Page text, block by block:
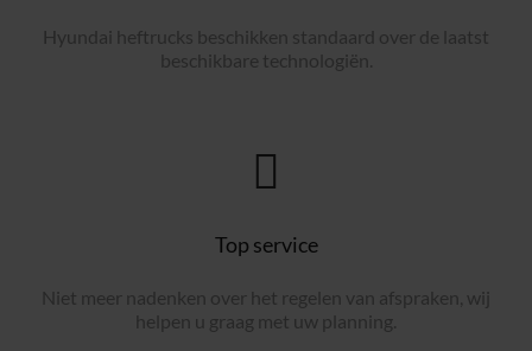
Hyundai heftrucks beschikken standaard over de laatst
beschikbare technologiën.
Top service
Niet meer nadenken over het regelen van afspraken, wij
helpen u graag met uw planning.